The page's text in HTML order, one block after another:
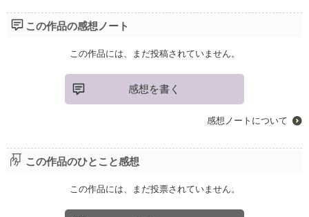
この作品の感想ノート
この作品には、まだ投稿されていません。
感想を書く
感想ノートについて
この作品のひとこと感想
この作品には、まだ投票されていません。